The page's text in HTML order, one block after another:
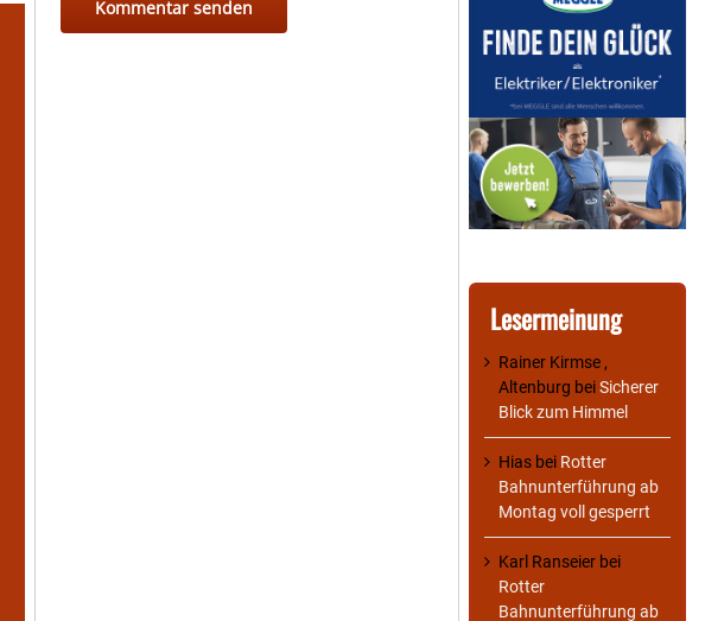
Lesermeinung
Rainer Kirmse ,
Altenburg beiSicherer
Blick zum Himmel
Hias bei Rotter
Bahnunterführung ab
Montag voll gesperrt
Karl Ranseier bei
Rotter
Bahnunterführung ab